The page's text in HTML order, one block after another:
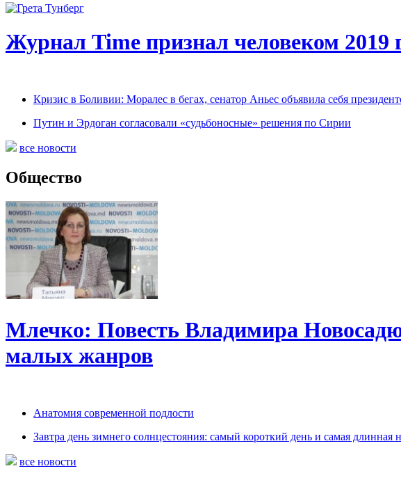
Журнал Time признал человеком 2019
Кризис в Боливии: Моралес в бегах, сенатор Аньес объявила себя
Путин и Эрдоган согласовали «судьбоносные» решения по Сирии
все новости
Общество
Млечко: Повесть Владимира
малых жанров
Анатомия современной подлости
Завтра день зимнего солнцестояния: самый короткий день и самая длинная
все новости